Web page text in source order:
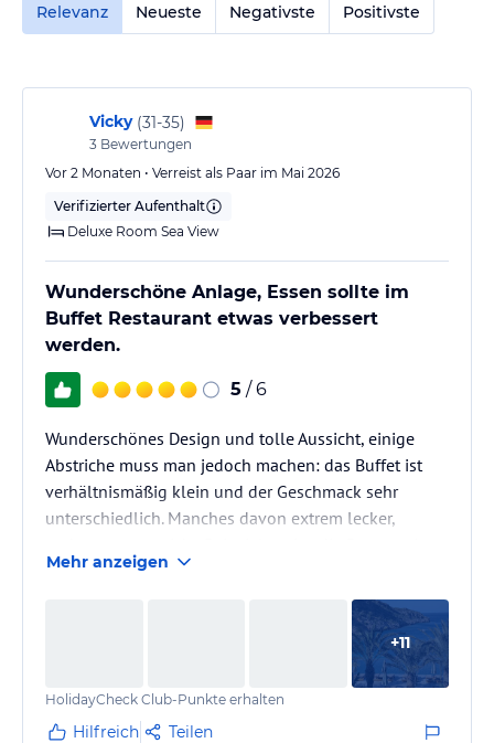
Relevanz
Neueste Negativste Positivste
Vicky (31-35)
3 Bewertungen
Vor 2 Monaten • Verreist als Paar im Mai 2026
Verifizierter Aufenthalt
Deluxe Room Sea View
Wunderschöne Anlage, Essen sollte im
Buffet Restaurant etwas verbessert
werden.
5 / 6
Wunderschönes Design und tolle Aussicht, einige
Abstriche muss man jedoch machen: das Buffet ist
verhältnismäßig klein und der Geschmack sehr
unterschiedlich. Manches davon extrem lecker,
Buffet Restaurant waren größtenteils ungenießbar
und fielen eher in die Kategorie convenience food. Da
das Preisniveau des Hotel eher gehoben ist (Cocktail
22-24€, Glas Wein ca 14-18€) erwarte ich ehrlich
gesagt auch entsprechend ein gehobenes
Geschmackslevel, welches dazu…
Mehr anzeigen
+11
HolidayCheck Club-Punkte erhalten
Hilfreich Teilen